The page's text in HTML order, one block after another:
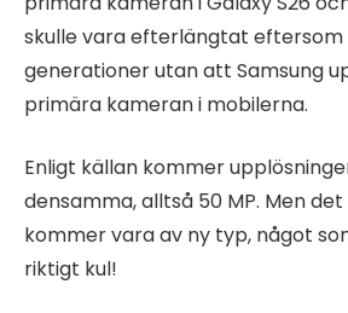
skulle vara efterlängtat
generationer utan att Samsung
primära kameran i mobilerna.
Enligt källan kommer
densamma, alltså 50 MP. Men
kommer vara av ny typ, något
riktigt kul!